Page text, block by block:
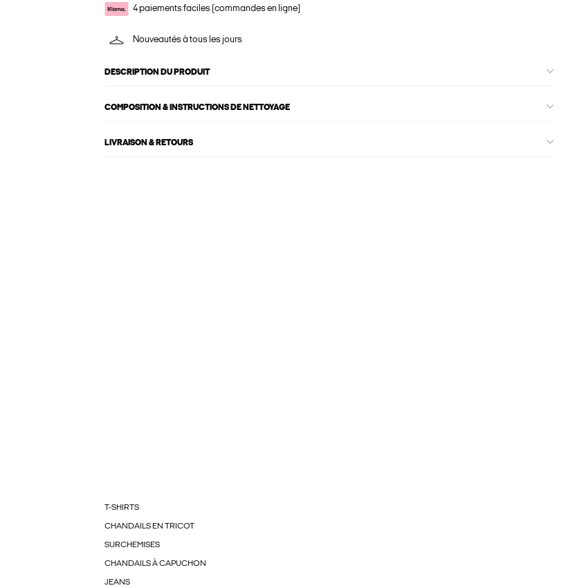
4 paiements faciles (commandes en ligne)
Nouveautés à tous les jours
DESCRIPTION DU PRODUIT
COMPOSITION & INSTRUCTIONS DE NETTOYAGE
LIVRAISON & RETOURS
T-SHIRTS
CHANDAILS EN TRICOT
SURCHEMISES
CHANDAILS À CAPUCHON
JEANS